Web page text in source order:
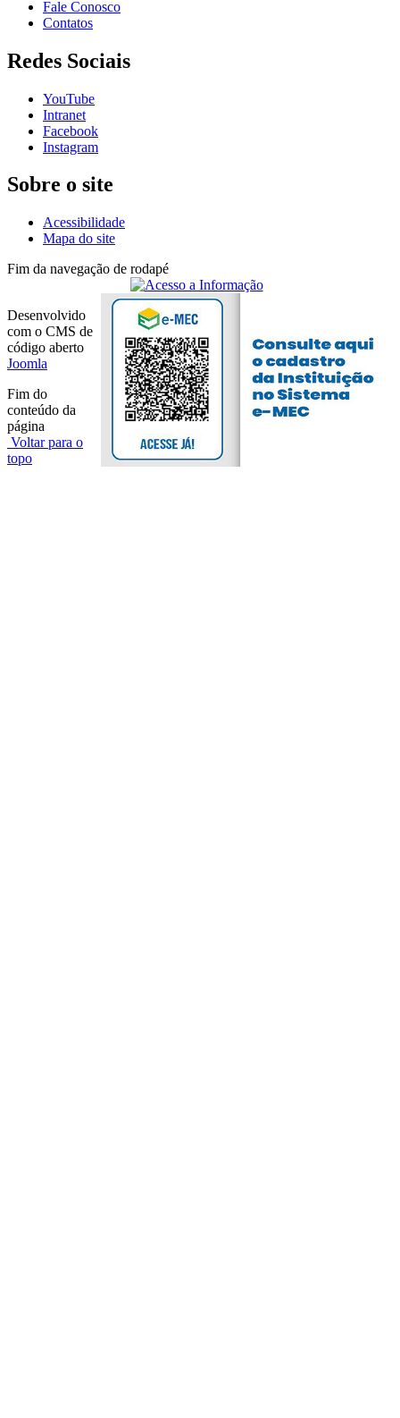
Fale Conosco
Contatos
Redes Sociais
YouTube
Intranet
Facebook
Instagram
Sobre o site
Acessibilidade
Mapa do site
Fim da navegação de rodapé
Desenvolvido
com o CMS de
código aberto
Joomla
Fim do
conteúdo da
página
Voltar para o
topo